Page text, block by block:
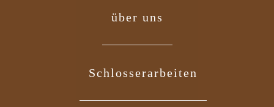
über uns
Schlosserarbeiten